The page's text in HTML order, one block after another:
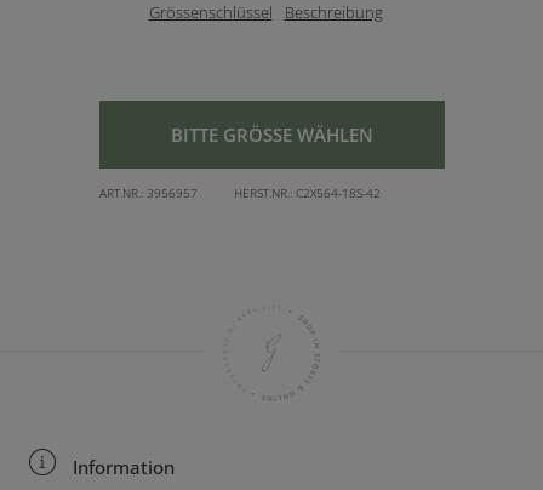
Grössenschlüssel Beschreibung
BITTE GRÖSSE WÄHLEN
ART.NR.: 3956957 HERST.NR.: C2X564-18S-42
Information